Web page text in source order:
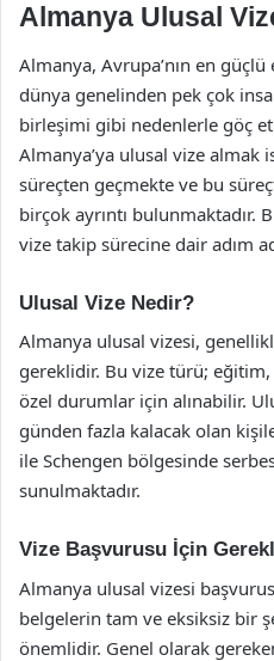
Almanya Ulusal
Almanya, Avrupa’nın en
dünya genelinden pek çok
birleşimi gibi nedenlerle göç
Almanya’ya ulusal vize almak
süreçten geçmekte ve bu
birçok ayrıntı bulunmaktadır.
vize takip sürecine dair adım
Ulusal Vize Nedir?
Almanya ulusal vizesi,
gereklidir. Bu vize türü;
özel durumlar için alınabilir.
günden fazla kalacak olan
ile Schengen bölgesinde
sunulmaktadır.
Vize Başvurusu İçin
Almanya ulusal vizesi
belgelerin tam ve eksiksiz bir
önemlidir. Genel olarak